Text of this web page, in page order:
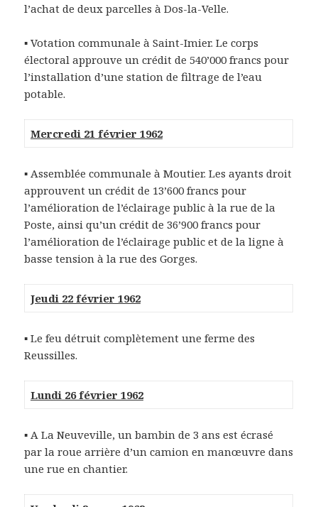
l’achat de deux parcelles à Dos-la-Velle.
▪ Votation communale à Saint-Imier. Le corps
électoral approuve un crédit de 540’000 francs pour
l’installation d’une station de filtrage de l’eau
potable.
Mercredi 21 février 1962
▪ Assemblée communale à Moutier. Les ayants droit
approuvent un crédit de 13’600 francs pour
l’amélioration de l’éclairage public à la rue de la
Poste, ainsi qu’un crédit de 36’900 francs pour
l’amélioration de l’éclairage public et de la ligne à
basse tension à la rue des Gorges.
Jeudi 22 février 1962
▪ Le feu détruit complètement une ferme des
Reussilles.
Lundi 26 février 1962
▪ A La Neuveville, un bambin de 3 ans est écrasé
par la roue arrière d’un camion en manœuvre dans
une rue en chantier.